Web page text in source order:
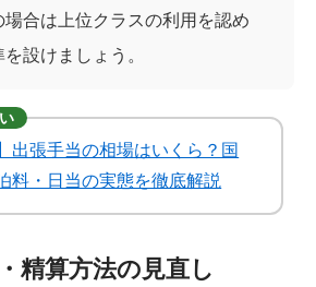
合は上位クラスの利用を認め
設けましょう。
出張手当の相場はいくら？国
料・日当の実態を徹底解説
精算方法の見直し